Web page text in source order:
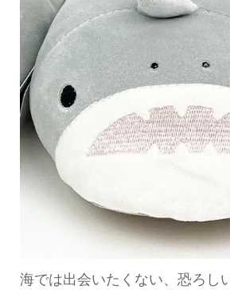
海では出会いたくない、恐ろし